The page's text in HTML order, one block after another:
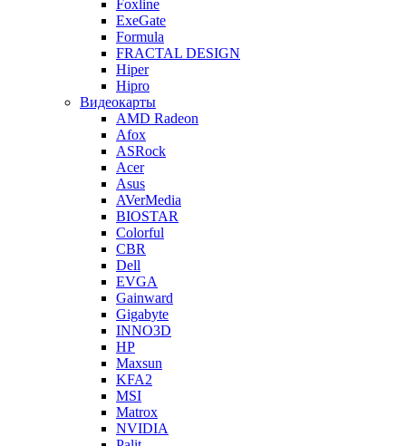
Foxline
ExeGate
Formula
FRACTAL DESIGN
Hiper
Hipro
Видеокарты
AMD Radeon
Afox
ASRock
Acer
Asus
AVerMedia
BIOSTAR
Colorful
CBR
Dell
EVGA
Gainward
Gigabyte
INNO3D
HP
Maxsun
KFA2
MSI
Matrox
NVIDIA